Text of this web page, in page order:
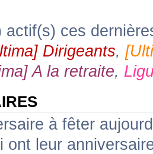
actif(s) ces
Dirigeants,
A la retraite,
à fêter
ont leur